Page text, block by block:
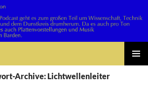
Archive: Lichtwellenleiter